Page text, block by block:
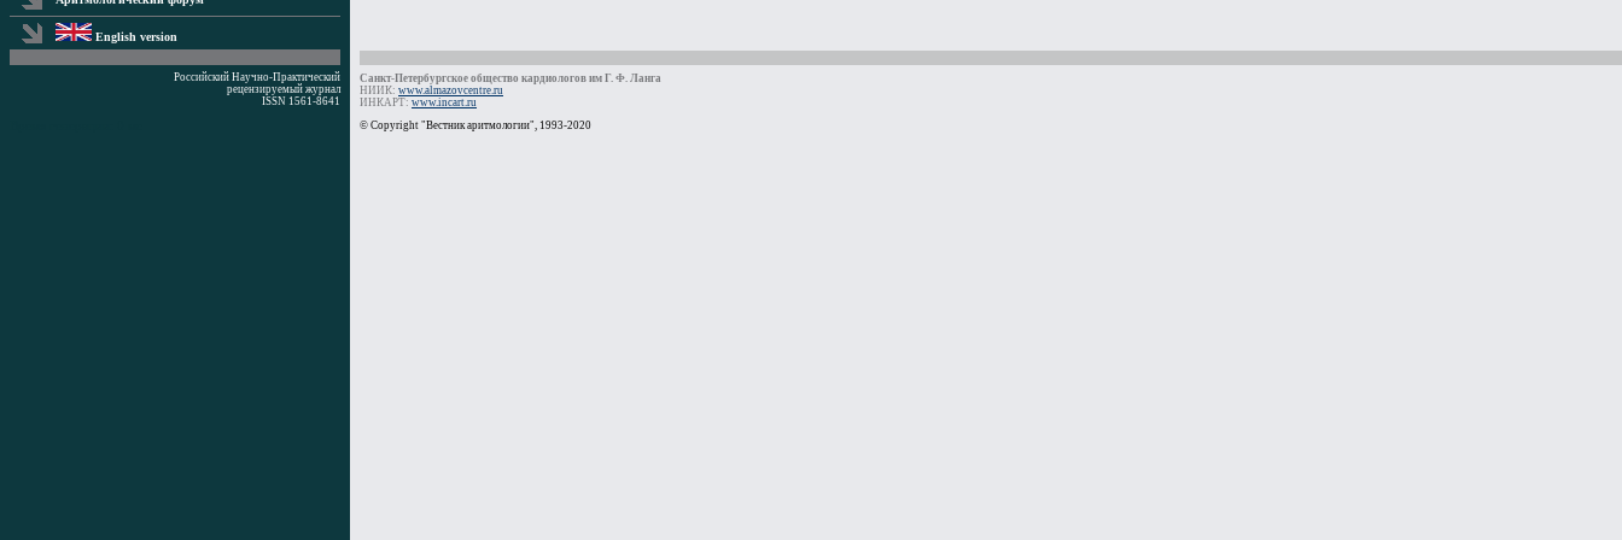
English version
Российский Научно-Практический
рецензируемый журнал
ISSN 1561-8641
Санкт-Петербургское общество кардиологов им Г. Ф. Ланга
НИИК: www.almazovcentre.ru
ИНКАРТ: www.incart.ru
© Copyright "Вестник аритмологии", 1993-2020